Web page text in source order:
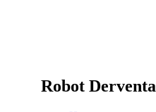
Robot Derventa